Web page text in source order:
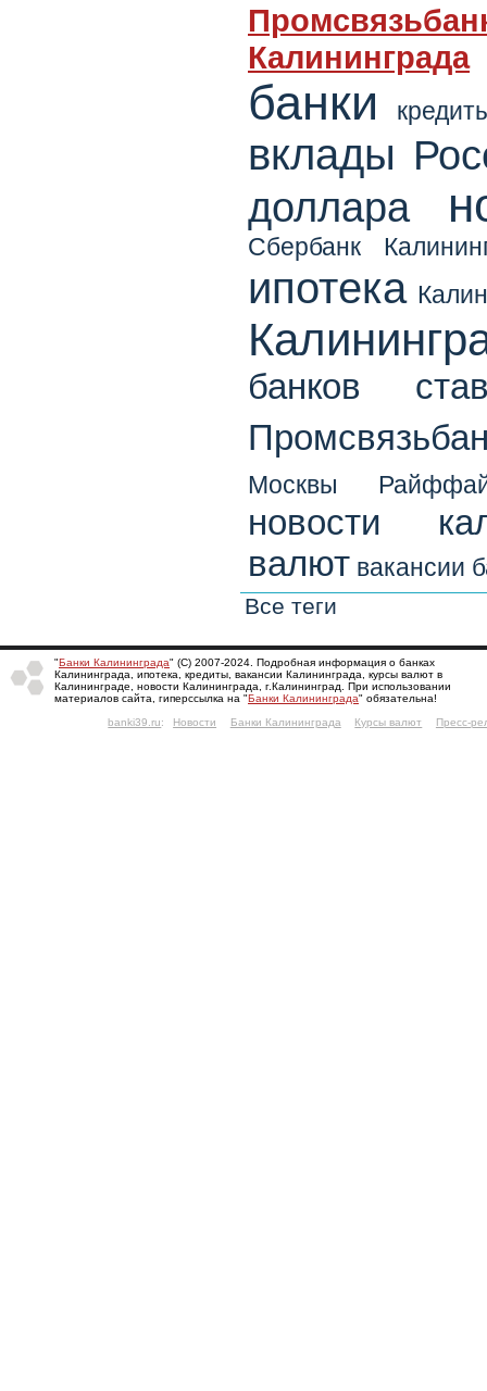
Калининграда
банки
вклады
доллара
Сбербанк
ипотека
банков
Москвы
новости
валют вакансии
Все теги
"Банки Калининграда" (С) 2007-2024. Подробная информация о банках
Калининграда, ипотека, кредиты, вакансии Калининграда, курсы валют в
Калининграде, новости Калининграда, г.Калининград. При использовании
материалов сайта, гиперссылка на "Банки Калининграда" обязательна!
banki39.ru: Новости Банки Калининграда Курсы валют Пресс-